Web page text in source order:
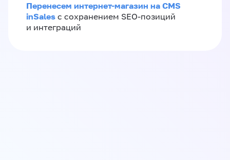
Перенесем интернет-магазин на CMS
inSales с сохранением SEO-позиций
и интеграций